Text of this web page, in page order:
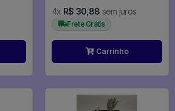
4x R$ 30,88 sem juros
Frete Grátis
Carrinho